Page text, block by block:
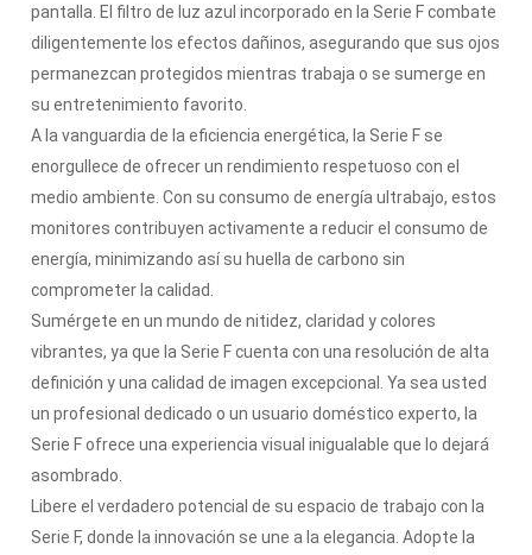
pantalla. El filtro de luz azul incorporado en la Serie F combate
diligentemente los efectos dañinos, asegurando que sus ojos
permanezcan protegidos mientras trabaja o se sumerge en
su entretenimiento favorito.
A la vanguardia de la eficiencia energética, la Serie F se
enorgullece de ofrecer un rendimiento respetuoso con el
medio ambiente. Con su consumo de energía ultrabajo, estos
monitores contribuyen activamente a reducir el consumo de
energía, minimizando así su huella de carbono sin
comprometer la calidad.
Sumérgete en un mundo de nitidez, claridad y colores
vibrantes, ya que la Serie F cuenta con una resolución de alta
definición y una calidad de imagen excepcional. Ya sea usted
un profesional dedicado o un usuario doméstico experto, la
Serie F ofrece una experiencia visual inigualable que lo dejará
asombrado.
Libere el verdadero potencial de su espacio de trabajo con la
Serie F, donde la innovación se une a la elegancia. Adopte la